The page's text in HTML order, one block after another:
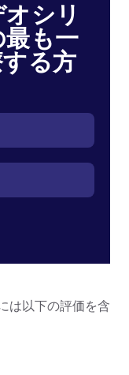
シリ
も一
る方
は以下の評価を含